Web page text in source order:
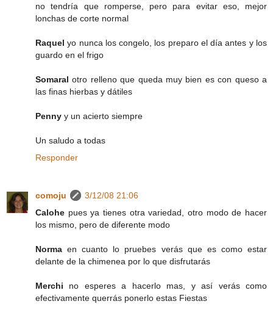
no tendría que romperse, pero para evitar eso, mejor
lonchas de corte normal
Raquel yo nunca los congelo, los preparo el día antes y los
guardo en el frigo
Somaral otro relleno que queda muy bien es con queso a
las finas hierbas y dátiles
Penny y un acierto siempre
Un saludo a todas
Responder
comoju
3/12/08 21:06
Calohe pues ya tienes otra variedad, otro modo de hacer
los mismo, pero de diferente modo
Norma en cuanto lo pruebes verás que es como estar
delante de la chimenea por lo que disfrutarás
Merchi no esperes a hacerlo mas, y así verás como
efectivamente querrás ponerlo estas Fiestas